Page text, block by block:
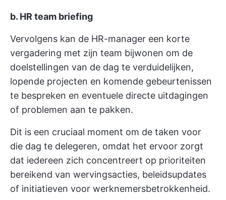
b. HR team briefing
Vervolgens kan de HR-manager een korte
vergadering met zijn team bijwonen om de
doelstellingen van de dag te verduidelijken,
lopende projecten en komende gebeurtenissen
te bespreken en eventuele directe uitdagingen
of problemen aan te pakken.
Dit is een cruciaal moment om de taken voor
die dag te delegeren, omdat het ervoor zorgt
dat iedereen zich concentreert op prioriteiten
bereikend van wervingsacties, beleidsupdates
of initiatieven voor werknemersbetrokkenheid.